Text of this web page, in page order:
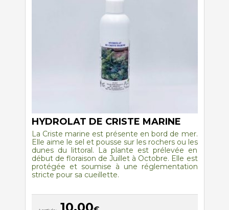
HYDROLAT DE CRISTE MARINE
La Criste marine est présente en bord de mer.
Elle aime le sel et pousse sur les rochers ou les
dunes du littoral. La plante est prélevée en
début de floraison de Juillet à Octobre. Elle est
protégée et soumise à une réglementation
stricte pour sa cueillette.